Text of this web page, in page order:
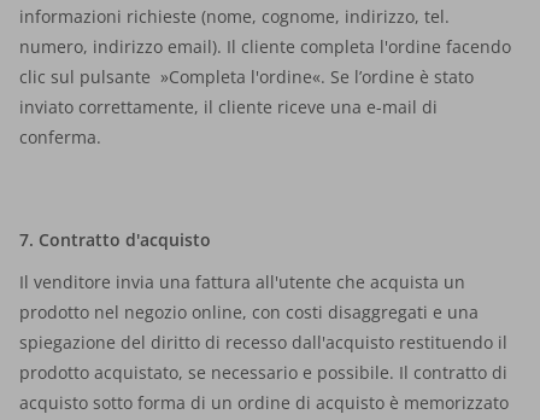
informazioni richieste (nome, cognome, indirizzo, tel.
numero, indirizzo email). Il cliente completa l'ordine facendo
clic sul pulsante »Completa l'ordine«. Se l’ordine è stato
inviato correttamente, il cliente riceve una e-mail di
conferma.
7. Contratto d'acquisto
Il venditore invia una fattura all'utente che acquista un
prodotto nel negozio online, con costi disaggregati e una
spiegazione del diritto di recesso dall'acquisto restituendo il
prodotto acquistato, se necessario e possibile. Il contratto di
acquisto sotto forma di un ordine di acquisto è memorizzato